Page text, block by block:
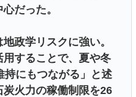
だった。
政学リスクに強い。
することで、夏や冬
持にもつながる」と述
火力の稼働制限を26